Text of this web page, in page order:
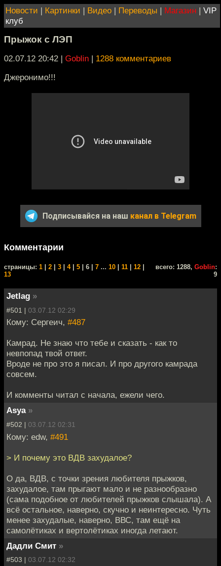
Новости | Картинки | Видео | Переводы | Магазин | VIP
клуб
Прыжок с ЛЭП
02.07.12 20:42 | Goblin | 1288 комментариев
Джеронимо!!!
Подписывайся на наш канал в Telegram
Комментарии
cтраницы: 1 2 3 4| 5 | 6 | 7 ... 10 11 12
13
всего: 1288, Goblin:
9
Jetlag »
#501 | 03.07.12 02:29
Кому: Сергеич, #487
Камрад. Не знаю что тебе и сказать - как то
невпопад твой ответ.
Вроде не про это я писал. И про другого камрада
совсем.
И комменты читал с начала, ежели чего.
Asya »
#502 | 03.07.12 02:31
Кому: edw, #491
> И почему это ВДВ захудалое?
О да, ВДВ, с точки зрения любителя прыжков,
захудалое, там прыгают мало и не разнообразно
(сама подобное от любителей прыжков слышала). А
всё остальное, наверно, скучно и неинтересно. Чуть
менее захудалые, наверно, ВВС, там ещё на
самолётиках и вертолётиках иногда летают.
Дадли Смит »
#503 | 03.07.12 02:32